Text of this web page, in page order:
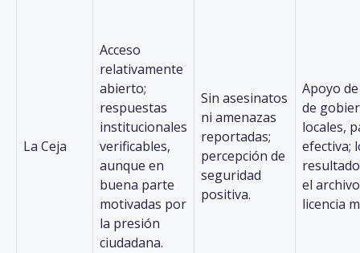
La Ceja
Acceso
relativamente
abierto;
respuestas
institucionales
verificables,
aunque en
buena parte
motivadas por
la presión
ciudadana.
Sin asesinatos
ni amenazas
reportadas;
percepción de
seguridad
positiva.
Apoyo
de
locales,
efectiva;
el
licencia